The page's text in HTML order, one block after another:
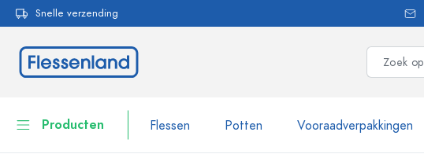
Ga naar de hoofdnavigatie
Snelle verzending
Producten Flessen Potten Vooraadverpakkingen